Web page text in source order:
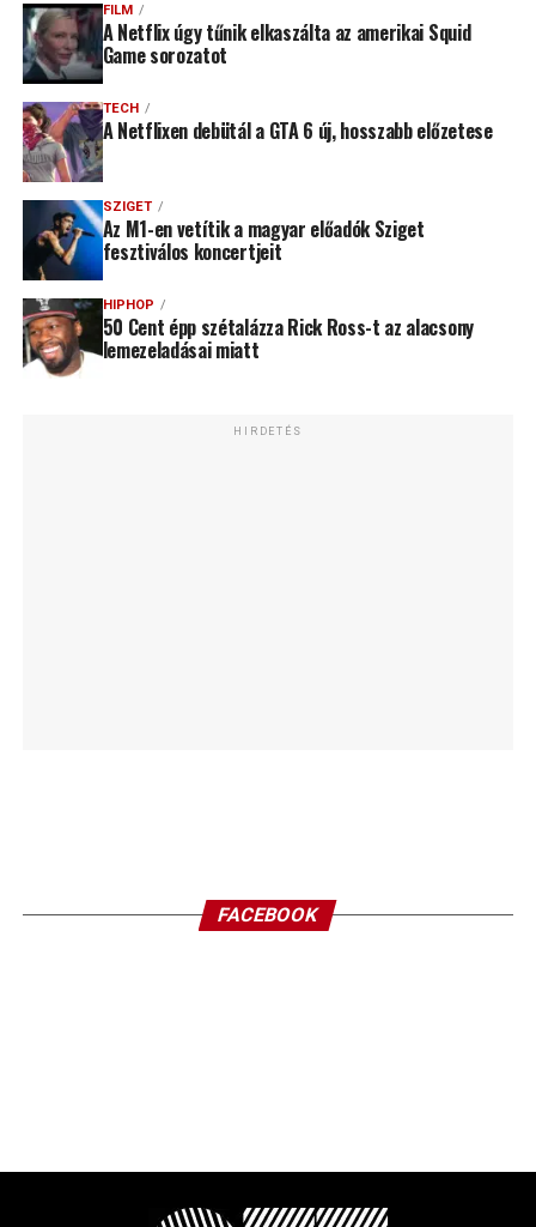
FILM
A Netflix úgy tűnik elkaszálta az amerikai Squid
Game sorozatot
TECH
A Netflixen debütál a GTA 6 új, hosszabb előzetese
SZIGET
Az M1-en vetítik a magyar előadók Sziget
fesztiválos koncertjeit
HIPHOP
50 Cent épp szétalázza Rick Ross-t az alacsony
lemezeladásai miatt
HIRDETÉS
FACEBOOK